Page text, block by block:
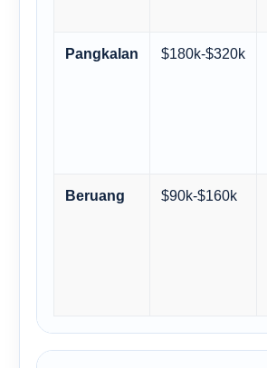
Pangkalan $180k-$320k
Beruang $90k-$160k